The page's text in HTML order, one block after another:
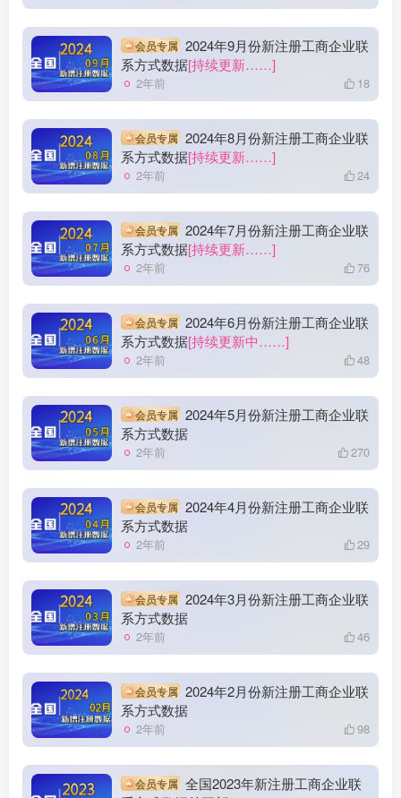
会员专属 2024年9月份新注册工商企业联
系方式数据[持续更新……]
2年前 18
会员专属 2024年8月份新注册工商企业联
系方式数据[持续更新……]
2年前 24
会员专属 2024年7月份新注册工商企业联
系方式数据[持续更新……]
2年前 76
会员专属 2024年6月份新注册工商企业联
系方式数据[持续更新中……]
2年前 48
会员专属 2024年5月份新注册工商企业联
系方式数据
2年前 270
会员专属 2024年4月份新注册工商企业联
系方式数据
2年前 29
会员专属 2024年3月份新注册工商企业联
系方式数据
2年前 46
会员专属 2024年2月份新注册工商企业联
系方式数据
2年前 98
会员专属 全国2023年新注册工商企业联